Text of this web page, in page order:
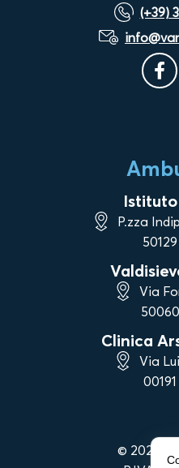
(+39)
P.zza
Via
Clinica
Via
© 2023